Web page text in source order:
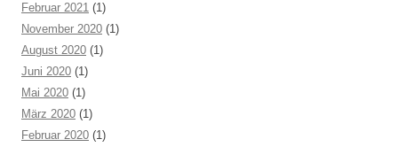
Februar 2021 (1)
November 2020 (1)
August 2020 (1)
Juni 2020 (1)
Mai 2020 (1)
März 2020 (1)
Februar 2020 (1)